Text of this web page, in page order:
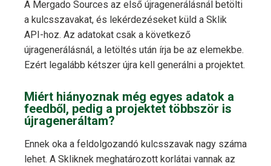
A Mergado Sources az első újragenerálásnál betölti
a kulcsszavakat, és lekérdezéseket küld a Sklik
API-hoz. Az adatokat csak a következő
újragenerálásnál, a letöltés után írja be az elemekbe.
Ezért legalább kétszer újra kell generálni a projektet.
Miért hiányoznak még egyes adatok a
feedből, pedig a projektet többször is
újrageneráltam?
Ennek oka a feldolgozandó kulcsszavak nagy száma
lehet. A Skliknek meghatározott korlátai vannak az